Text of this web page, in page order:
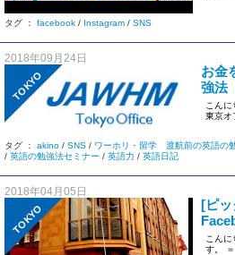
タグ ： facebook / Instagram / SNS
2018年09月24日
TOKYO
お金
強法
こん
東京オ
タグ ： akino / SNS / ワーホリ・留学 渡航前の英語の
/ 英語の勉強法セミナー / 英語力 / 英語日記
2018年04月05日
TOKYO
[ピッ
こん
す。